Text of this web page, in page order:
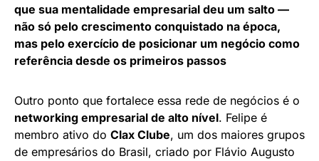
que sua mentalidade empresarial deu um salto —
não só pelo crescimento conquistado na época,
mas pelo exercício de posicionar um negócio como
referência desde os primeiros passos
Outro ponto que fortalece essa rede de negócios é o
networking empresarial de alto nível. Felipe é
membro ativo do Clax Clube, um dos maiores grupos
de empresários do Brasil, criado por Flávio Augusto